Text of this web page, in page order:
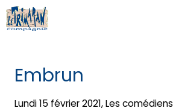
Embrun
Lundi 15 février 2021, Les comédiens